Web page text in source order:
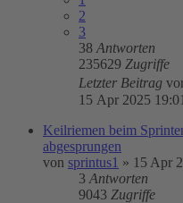
2
3
38 Antworten
235629 Zugriffe
Letzter Beitrag
15 Apr 2025 19:01
Keilriemen beim
abgesprungen
von sprintus1 » 15 Apr
3 Antworten
9043 Zugriffe